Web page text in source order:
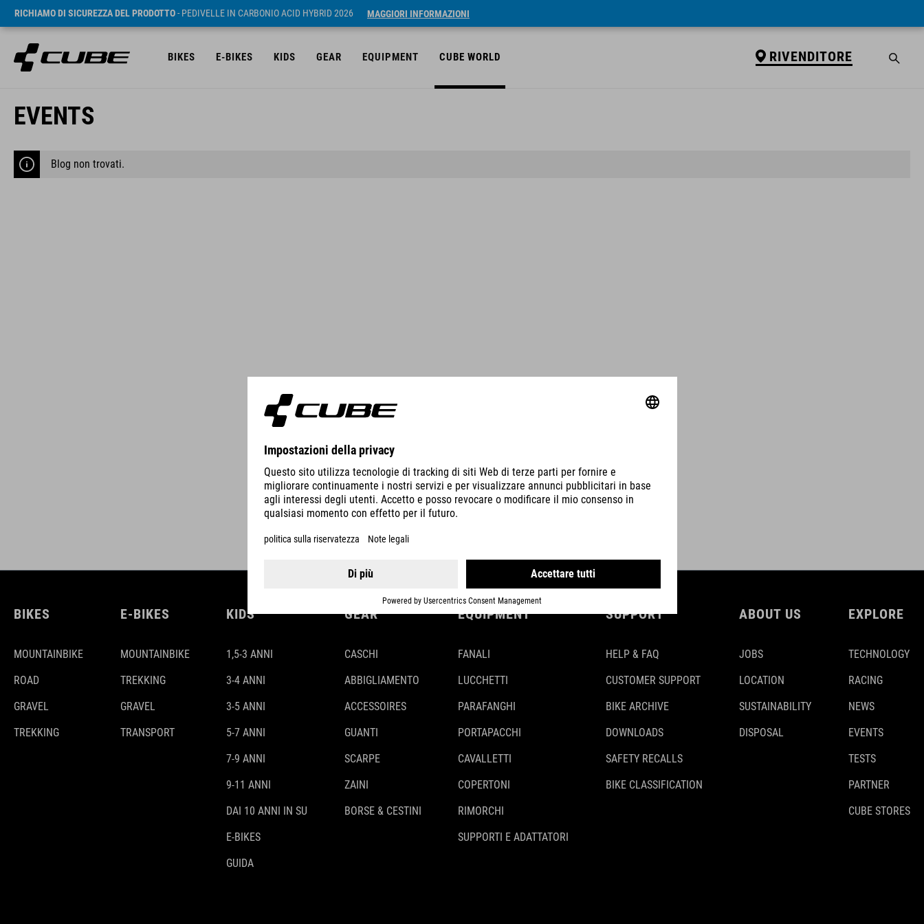
RICHIAMO DI SICUREZZA DEL PRODOTTO- PEDIVELLE IN CARBONIO ACID HYBRID 2026 MAGGIORI INFORMAZIONI
BIKES E-BIKES KIDS GEAR EQUIPMENT CUBE WORLD RIVENDITORE
EVENTS
Blog non trovati.
BIKES
MOUNTAINBIKE
ROAD
GRAVEL
TREKKING
E-BIKES
MOUNTAINBIKE
TREKKING
GRAVEL
TRANSPORT
KIDS
1,5-3 ANNI
3-4 ANNI
3-5 ANNI
5-7 ANNI
7-9 ANNI
9-11 ANNI
DAI 10 ANNI IN SU
E-BIKES
GUIDA
GEAR
CASCHI
ABBIGLIAMENTO
ACCESSOIRES
GUANTI
SCARPE
ZAINI
BORSE & CESTINI
EQUIPMENT
FANALI
LUCCHETTI
PARAFANGHI
PORTAPACCHI
CAVALLETTI
COPERTONI
RIMORCHI
SUPPORTI E ADATTATORI
SUPPORT
HELP & FAQ
CUSTOMER SUPPORT
BIKE ARCHIVE
DOWNLOADS
SAFETY RECALLS
BIKE CLASSIFICATION
ABOUT US
JOBS
LOCATION
SUSTAINABILITY
DISPOSAL
EXPLORE
TECHNOLOGY
RACING
NEWS
EVENTS
TESTS
PARTNER
CUBE STORES